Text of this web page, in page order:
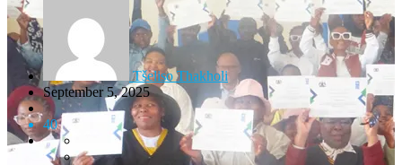
Tšeliso Thakholi
September 5, 2025
40